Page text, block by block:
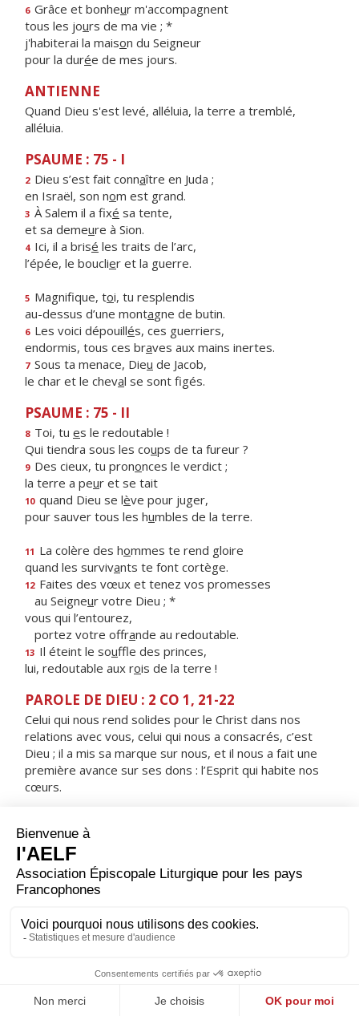
6 Grâce et bonheur m'accompagnent
tous les jours de ma vie ; *
j'habiterai la maison du Seigneur
pour la durée de mes jours.
ANTIENNE
Quand Dieu s'est levé, alléluia, la terre a tremblé,
alléluia.
PSAUME : 75 - I
2 Dieu s’est fait connaître en Juda ;
en Israël, son nom est grand.
3 À Salem il a fixé sa tente,
et sa demeure à Sion.
4 Ici, il a brisé les traits de l’arc,
l’épée, le bouclier et la guerre.
5 Magnifique, toi, tu resplendis
au-dessus d’une montagne de butin.
6 Les voici dépouillés, ces guerriers,
endormis, tous ces braves aux mains inertes.
7 Sous ta menace, Dieu de Jacob,
le char et le cheval se sont figés.
PSAUME : 75 - II
8 Toi, tu es le redoutable !
Qui tiendra sous les coups de ta fureur ?
9 Des cieux, tu prononces le verdict ;
la terre a peur et se tait
10 quand Dieu se lève pour juger,
pour sauver tous les humbles de la terre.
11 La colère des hommes te rend gloire
quand les survivants te font cortège.
12 Faites des vœux et tenez vos promesses
au Seigneur votre Dieu ; *
vous qui l’entourez,
portez votre offrande au redoutable.
13 Il éteint le souffle des princes,
lui, redoutable aux rois de la terre !
PAROLE DE DIEU : 2 CO 1, 21-22
Celui qui nous rend solides pour le Christ dans nos
relations avec vous, celui qui nous a consacrés, c’est
Dieu ; il a mis sa marque sur nous, et il nous a fait une
première avance sur ses dons : l’Esprit qui habite nos
cœurs.
V/Le Seigneur est ma lumière et mon salut.
Le Seigneur est le rempart de ma vie.
ORAISON
et de la terre : exauce, en ta bonté, les prières de ton
peuple et fais à notre temps la grâce de la paix.